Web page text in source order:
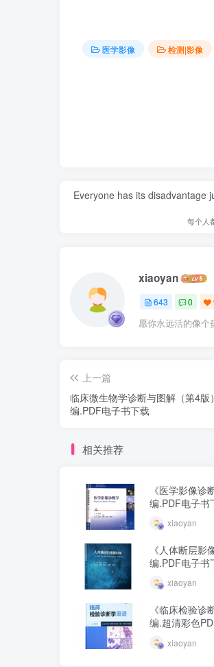
医学影像 检测|影像
Everyone has its disadvantage
每个人
xiaoyan
643 0
愿你永远活的像个
上一篇
临床微生物学诊断与图解（第4
编.PDF电子书下载
相关推荐
《医学影像
编.PDF电子书
xiaoyan
《人体断层
编.PDF电子书
xiaoyan
《临床检验
编.超清彩色
xiaoyan